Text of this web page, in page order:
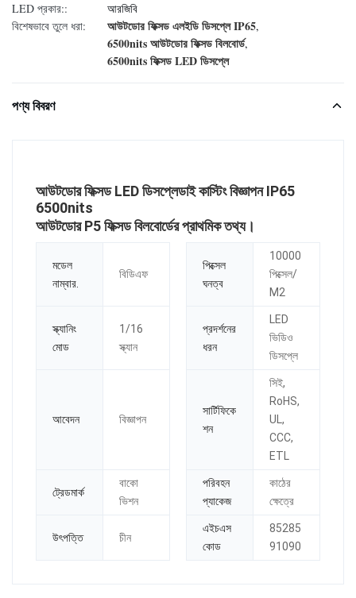
LED প্রকার::
আরজিবি
বিশেষভাবে তুলে ধরা:
আউটডোর ফিক্সড এলইডি ডিসপ্লে IP65,
6500nits আউটডোর ফিক্সড বিলবোর্ড,
6500nits ফিক্সড LED ডিসপ্লে
পণ্য বিবরণ
আউটডোর ফিক্সড LED ডিসপ্লেডাই কাস্টিং বিজ্ঞাপন IP65
6500nits
আউটডোর P5 ফিক্সড বিলবোর্ডের প্রাথমিক তথ্য।
মডেল
নাম্বার.
বিডিএফ
পিক্সেল
ঘনত্ব
10000
পিক্সেল/
M2
স্ক্যানিং
মোড
1/16
স্ক্যান
প্রদর্শনের
ধরন
LED
ভিডিও
ডিসপ্লে
আবেদন বিজ্ঞাপন
সার্টিফিকে
শন
সিই,
RoHS,
UL,
CCC,
ETL
ট্রেডমার্ক
বাকো
ভিশন
পরিবহন
প্যাকেজ
কাঠের
ক্ষেত্রে
উৎপত্তি চীন
এইচএস
কোড
85285
91090